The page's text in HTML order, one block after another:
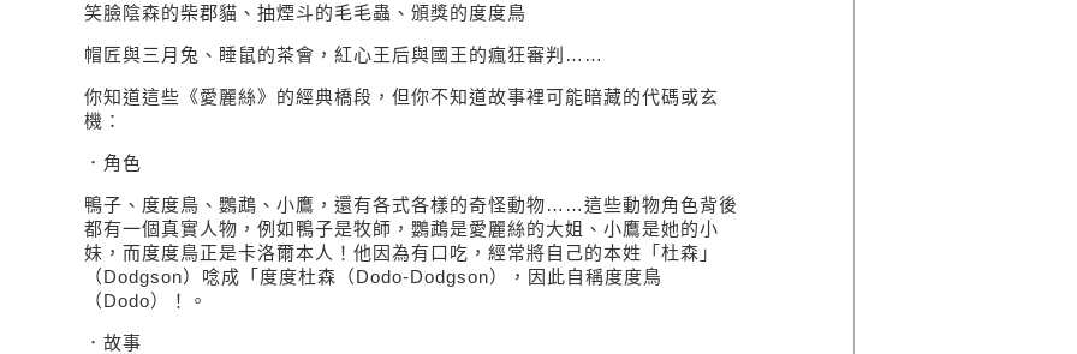
笑臉陰森的柴郡貓、抽煙斗的毛毛蟲、頒獎的度度鳥
帽匠與三月兔、睡鼠的茶會，紅心王后與國王的瘋狂審判……
你知道這些《愛麗絲》的經典橋段，但你不知道故事裡可能暗藏的代碼或玄
機：
．角色
鴨子、度度鳥、鸚鵡、小鷹，還有各式各樣的奇怪動物……這些動物角色背後
都有一個真實人物，例如鴨子是牧師，鸚鵡是愛麗絲的大姐、小鷹是她的小
妹，而度度鳥正是卡洛爾本人！他因為有口吃，經常將自己的本姓「杜森」
（Dodgson）唸成「度度杜森（Dodo-Dodgson），因此自稱度度鳥
（Dodo）！。
．故事